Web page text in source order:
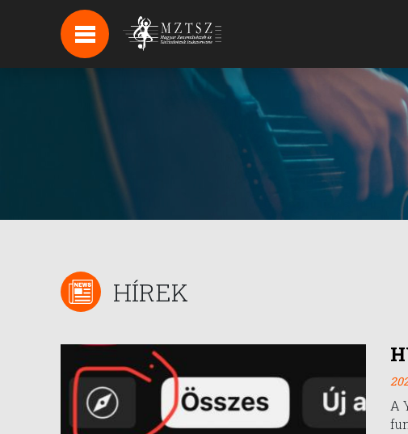
HÍREK
HÍRLEVÉL FELIRATKOZÁS
PODCAST
BACKSTAGE BEJELENTKEZÉS
HÍREK
A